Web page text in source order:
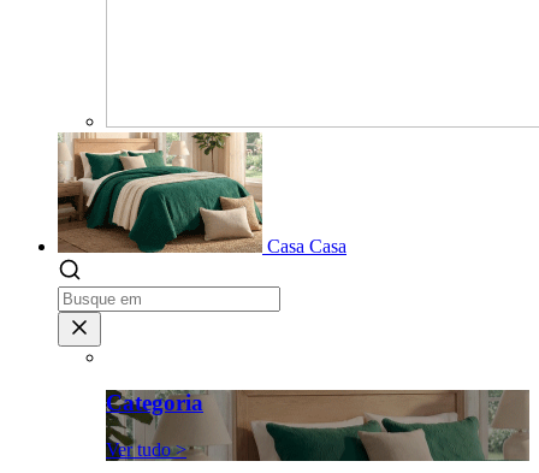
Casa Casa
Categoria
Ver tudo >